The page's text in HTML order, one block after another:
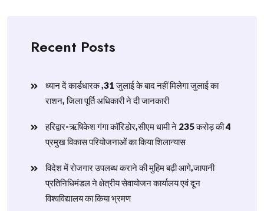
Recent Posts
ध्यान दें कार्डधारक ,31 जुलाई के बाद नहीं मिलेगा जुलाई का
राशन, जिला पूर्ति अधिकारी ने दी जानकारी
हरिद्वार-ऋषिकेश गंगा कॉरिडोर,सीएम धामी ने 235 करोड़ की 4
प्रमुख विकास परियोजनाओं का किया शिलान्यास
विदेश में रोजगार उपलब्ध कराने की मुहिम बढ़ी आगे,जापानी
प्रतिनिधिमंडल ने क्षेत्रीय सेवायोजन कार्यालय एवं दून
विश्वविद्यालय का किया भ्रमण